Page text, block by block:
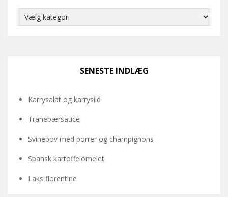
Kategorier
SENESTE INDLÆG
Karrysalat og karrysild
Tranebærsauce
Svinebov med porrer og champignons
Spansk kartoffelomelet
Laks florentine